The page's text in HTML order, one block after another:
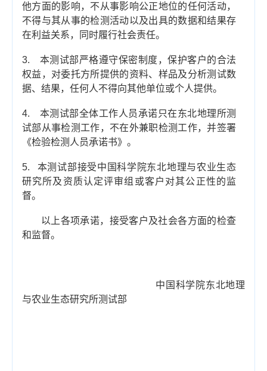
他方面的影响，不从事影响公正地位的任何活动，
不得与其从事的检测活动以及出具的数据和结果存
在利益关系，同时履行社会责任。
3. 本测试部严格遵守保密制度，保护客户的合法
权益，对委托方所提供的资料、样品及分析测试数
据、结果，任何人不得向其他单位或个人提供。
4. 本测试部全体工作人员承诺只在东北地理所测
试部从事检测工作，不在外兼职检测工作，并签署
《检验检测人员承诺书》。
5. 本测试部接受中国科学院东北地理与农业生态
研究所及资质认定评审组或客户对其公正性的监
督。
以上各项承诺，接受客户及社会各方面的检查
和监督。
中国科学院东北地理
与农业生态研究所测试部